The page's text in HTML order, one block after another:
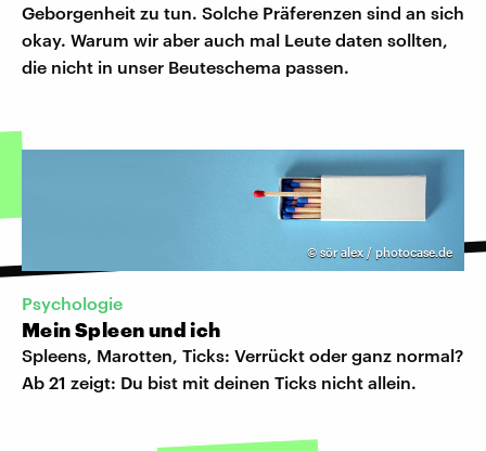
Geborgenheit zu tun. Solche Präferenzen sind an sich
okay. Warum wir aber auch mal Leute daten sollten,
die nicht in unser Beuteschema passen.
© sör alex / photocase.de
Psychologie
Mein Spleen und ich
Spleens, Marotten, Ticks: Verrückt oder ganz normal?
Ab 21 zeigt: Du bist mit deinen Ticks nicht allein.